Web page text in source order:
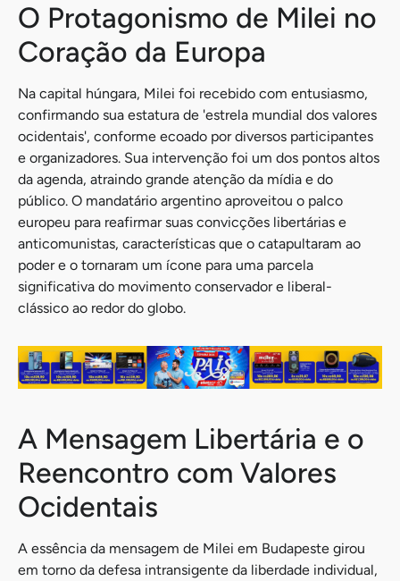
O Protagonismo de Milei no
Coração da Europa
Na capital húngara, Milei foi recebido com entusiasmo,
confirmando sua estatura de 'estrela mundial dos valores
ocidentais', conforme ecoado por diversos participantes
e organizadores. Sua intervenção foi um dos pontos altos
da agenda, atraindo grande atenção da mídia e do
público. O mandatário argentino aproveitou o palco
europeu para reafirmar suas convicções libertárias e
anticomunistas, características que o catapultaram ao
poder e o tornaram um ícone para uma parcela
significativa do movimento conservador e liberal-
clássico ao redor do globo.
A Mensagem Libertária e o
Reencontro com Valores
Ocidentais
A essência da mensagem de Milei em Budapeste girou
em torno da defesa intransigente da liberdade individual,